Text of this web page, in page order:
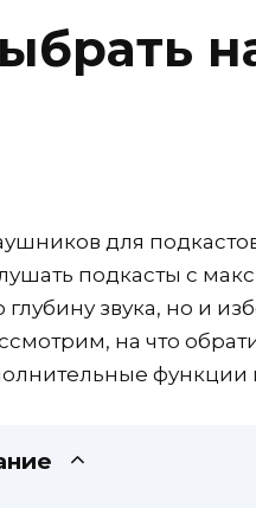
для
подкасты с
глубину звука, но и
на что
функции